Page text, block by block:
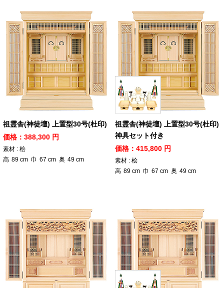
祖霊舎(神徒壇) 上置型30号(杜印)
価格：388,300 円
素材 : 桧
高 89 cm 巾 67 cm 奥 49 cm
祖霊舎(神徒壇) 上置型30号(杜印)
神具セット付き
価格：415,800 円
素材 : 桧
高 89 cm 巾 67 cm 奥 49 cm